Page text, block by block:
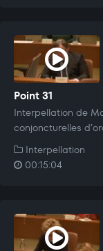
Point 31
Interpellation de
conjoncturelles
Interpellation
00:15:04